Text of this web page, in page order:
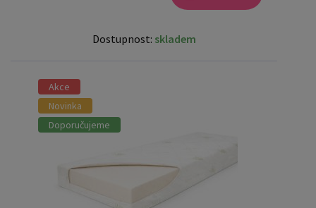
Dostupnost: skladem
Akce
Novinka
Doporučujeme